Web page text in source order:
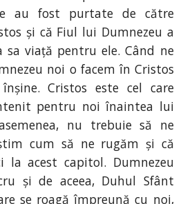
au fost purtate de către
și că Fiul lui Dumnezeu a
viață pentru ele. Când ne
noi o facem în Cristos
Cristos este cel care
pentru noi înaintea lui
nu trebuie să ne
cum să ne rugăm și că
la acest capitol. Dumnezeu
și de aceea, Duhul Sfânt
se roagă împreună cu noi,